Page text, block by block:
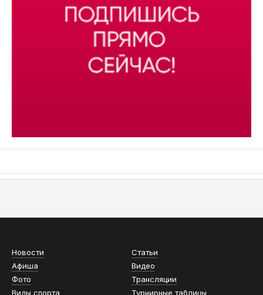
Новости
Статьи
Афиша
Видео
Фото
Трансляции
Виды спорта
Турнирные таблицы